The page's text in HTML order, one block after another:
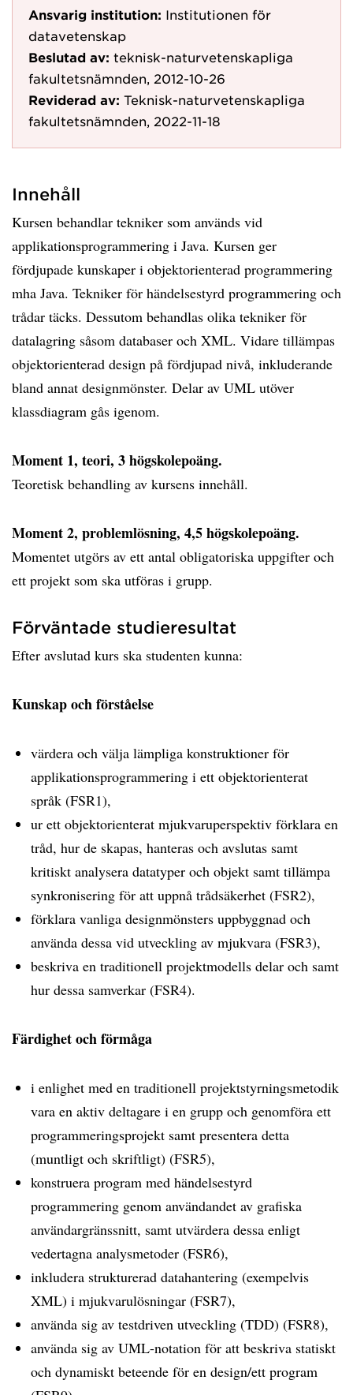
Ansvarig institution: Institutionen för
datavetenskap
Beslutad av: teknisk-naturvetenskapliga
fakultetsnämnden, 2012-10-26
Reviderad av: Teknisk-naturvetenskapliga
fakultetsnämnden, 2022-11-18
Innehåll
Kursen behandlar tekniker som används vid
applikationsprogrammering i Java. Kursen ger
fördjupade kunskaper i objektorienterad programmering
mha Java. Tekniker för händelsestyrd programmering och
trådar täcks. Dessutom behandlas olika tekniker för
datalagring såsom databaser och XML. Vidare tillämpas
objektorienterad design på fördjupad nivå, inkluderande
bland annat designmönster. Delar av UML utöver
klassdiagram gås igenom.
Moment 1, teori, 3 högskolepoäng.
Teoretisk behandling av kursens innehåll.
Moment 2, problemlösning, 4,5 högskolepoäng.
Momentet utgörs av ett antal obligatoriska uppgifter och
ett projekt som ska utföras i grupp.
Förväntade studieresultat
Efter avslutad kurs ska studenten kunna:
Kunskap och förståelse
värdera och välja lämpliga konstruktioner för
applikationsprogrammering i ett objektorienterat
språk (FSR1),
ur ett objektorienterat mjukvaruperspektiv förklara en
tråd, hur de skapas, hanteras och avslutas samt
kritiskt analysera datatyper och objekt samt tillämpa
synkronisering för att uppnå trådsäkerhet (FSR2),
förklara vanliga designmönsters uppbyggnad och
använda dessa vid utveckling av mjukvara (FSR3),
beskriva en traditionell projektmodells delar och samt
hur dessa samverkar (FSR4).
Färdighet och förmåga
i enlighet med en traditionell projektstyrningsmetodik
vara en aktiv deltagare i en grupp och genomföra ett
programmeringsprojekt samt presentera detta
(muntligt och skriftligt) (FSR5),
konstruera program med händelsestyrd
programmering genom användandet av grafiska
användargränssnitt, samt utvärdera dessa enligt
vedertagna analysmetoder (FSR6),
inkludera strukturerad datahantering (exempelvis
XML) i mjukvarulösningar (FSR7),
använda sig av testdriven utveckling (TDD) (FSR8),
använda sig av UML-notation för att beskriva statiskt
och dynamiskt beteende för en design/ett program